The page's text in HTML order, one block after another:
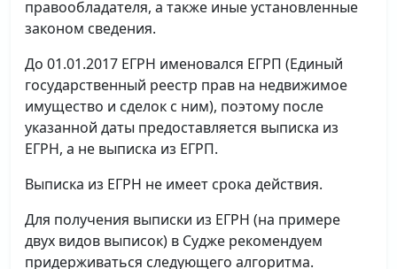
правообладателя, а также иные установленные
законом сведения.
До 01.01.2017 ЕГРН именовался ЕГРП (Единый
государственный реестр прав на недвижимое
имущество и сделок с ним), поэтому после
указанной даты предоставляется выписка из
ЕГРН, а не выписка из ЕГРП.
Выписка из ЕГРН не имеет срока действия.
Для получения выписки из ЕГРН (на примере
двух видов выписок) в Судже рекомендуем
придерживаться следующего алгоритма.